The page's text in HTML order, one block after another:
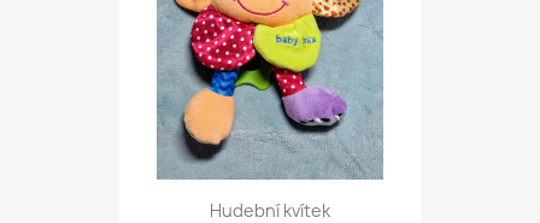
Hudební kvítek